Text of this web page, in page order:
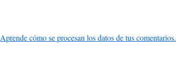
Aprende cómo se procesan los datos de tus comentarios.